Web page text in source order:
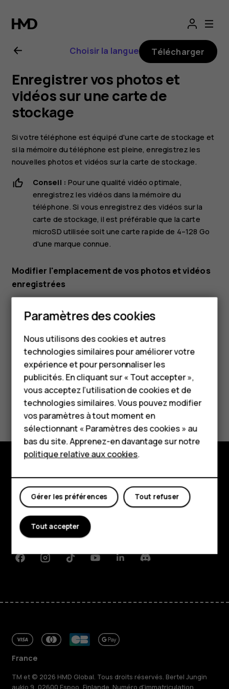
Guide
de
l'utilisateur
Nokia
7
Plus
Smartphones
Téléphones classiques
Accessoires
HMD Terra M
Pour les entreprises
Tablettes
Boutique
Choisir la langue Télécharger
Enregistrer vos photos et
vidéos sur une carte de
stockage
Si votre téléphone est équipé d'une carte de stockage et
si la mémoire du téléphone est pleine, enregistrez les
nouvelles photos et vidéos sur la carte de stockage.
Conseil : Pour une qualité vidéo optimale,
enregistrez les vidéos dans la mémoire du
téléphone. Si vous enregistrez des vidéos sur la
carte de stockage, il est préférable que la carte
microSD utilisée soit une carte rapide de 4–128 Go
d'une marque connue.
Modifier l'emplacement de vos photos et vidéos
enregistrées
Appuyez surmenu >settingsParamètres>
données
Avez-vous trouvé cela utile?
Oui Non
Boutique
À propos
Planet and people
FacebookInstagramTiktokYoutubeLinkedinDiscord
France
TM et © 2026 HMD Global. Tous droits réservés. Bertel Jungin
Paramètres des cookies
Nous utilisons des cookies et autres
technologies similaires pour améliorer votre
expérience et pour personnaliser les
publicités. En cliquant sur « Tout accepter »,
vous acceptez l’utilisation de cookies et de
technologies similaires. Vous pouvez modifier
vos paramètres à tout moment en
sélectionnant « Paramètres des cookies » au
bas du site. Apprenez-en davantage sur notre
politique relative aux cookies.
Tout refuser
Gérer les préférences
Tout accepter